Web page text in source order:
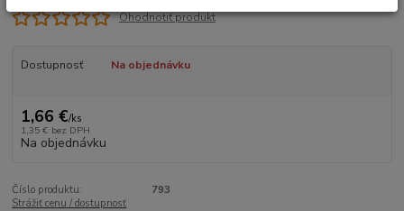
Ohodnotiť produkt
Dostupnosť Na objednávku
1,66 €/ks
1,35 € bez DPH
Na objednávku
Číslo produktu:
793
Strážiť cenu / dostupnosť